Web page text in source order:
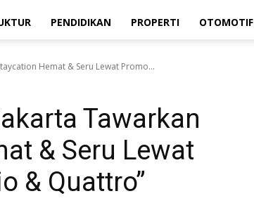
PENDIDIKAN PROPERTI OTOMOTIF
Hemat & Seru Lewat Promo...
Tawarkan
& Seru Lewat
& Quattro”